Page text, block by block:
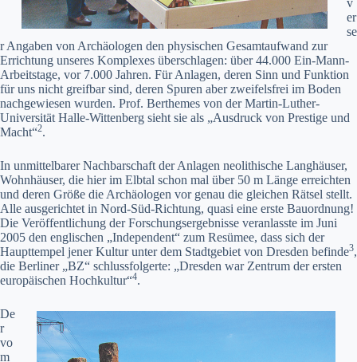
v
er
se
r Angaben von Archäologen den physischen Gesamtaufwand zur
Errichtung unseres Komplexes überschlagen: über 44.000 Ein-Mann-
Arbeitstage, vor 7.000 Jahren. Für Anlagen, deren Sinn und Funktion
für uns nicht greifbar sind, deren Spuren aber zweifelsfrei im Boden
nachgewiesen wurden. Prof. Berthemes von der Martin-Luther-
Universität Halle-Wittenberg sieht sie als „Ausdruck von Prestige und
Macht“2.
In unmittelbarer Nachbarschaft der Anlagen neolithische Langhäuser,
Wohnhäuser, die hier im Elbtal schon mal über 50 m Länge erreichten
und deren Größe die Archäologen vor genau die gleichen Rätsel stellt.
Alle ausgerichtet in Nord-Süd-Richtung, quasi eine erste Bauordnung!
Die Veröffentlichung der Forschungsergebnisse veranlasste im Juni
2005 den englischen „Independent“ zum Resümee, dass sich der
Haupttempel jener Kultur unter dem Stadtgebiet von Dresden befinde3,
die Berliner „BZ“ schlussfolgerte: „Dresden war Zentrum der ersten
europäischen Hochkultur“4.
De
r
vo
m